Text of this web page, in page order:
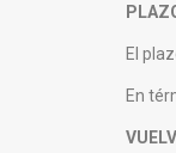
El
En